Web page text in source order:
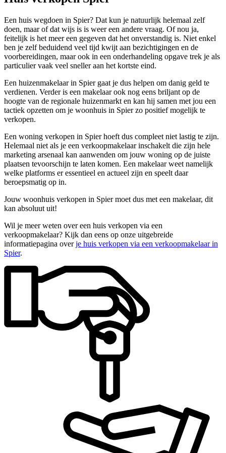
Een huis wegdoen in Spier? Dat kun je natuurlijk helemaal zelf
doen, maar of dat wijs is is weer een andere vraag. Of nou ja,
feitelijk is het meer een gegeven dat het onverstandig is. Niet enkel
ben je zelf beduidend veel tijd kwijt aan bezichtigingen en de
voorbereidingen, maar ook in een onderhandeling opgave trek je als
particulier vaak veel sneller aan het kortste eind.
Een huizenmakelaar in Spier gaat je dus helpen om danig geld te
verdienen. Verder is een makelaar ook nog eens briljant op de
hoogte van de regionale huizenmarkt en kan hij samen met jou een
tactiek opzetten om je woonhuis in Spier zo positief mogelijk te
verkopen.
Een woning verkopen in Spier hoeft dus compleet niet lastig te zijn.
Helemaal niet als je een verkoopmakelaar inschakelt die zijn hele
marketing arsenaal kan aanwenden om jouw woning op de juiste
plaatsen tevoorschijn te laten komen. Een makelaar weet namelijk
welke platforms er essentieel en actueel zijn en speelt daar
beroepsmatig op in.
Jouw woonhuis verkopen in Spier moet dus met een makelaar, dit
kan absoluut uit!
Wil je meer weten over een huis verkopen via een
verkoopmakelaar? Kijk dan eens op onze uitgebreide
informatiepagina overje huis verkopen via een verkoopmakelaar in
Spier.